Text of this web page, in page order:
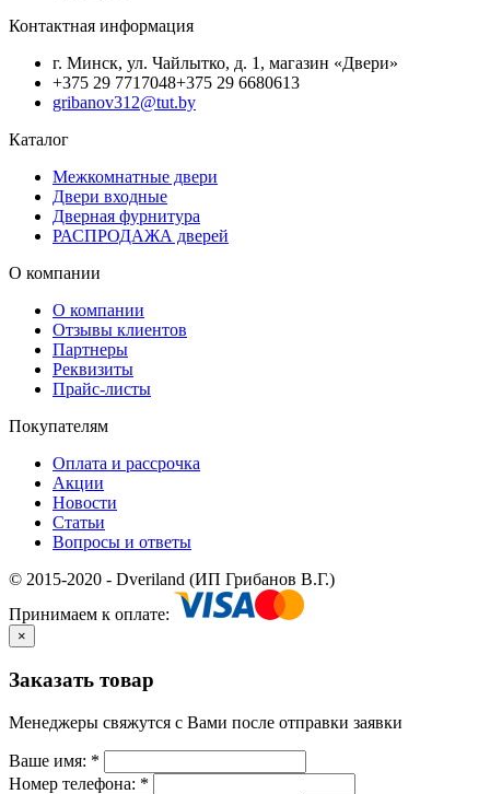
Контактная информация
г. Минск, ул. Чайлытко, д. 1, магазин «Двери»
+375 29 7717048+375 29 6680613
gribanov312@tut.by
Каталог
Межкомнатные двери
Двери входные
Дверная фурнитура
РАСПРОДАЖА дверей
О компании
О компании
Отзывы клиентов
Партнеры
Реквизиты
Прайс-листы
Покупателям
Оплата и рассрочка
Акции
Новости
Статьи
Вопросы и ответы
© 2015-2020 - Dveriland (ИП Грибанов В.Г.)
Принимаем к оплате:
×
Заказать товар
Менеджеры свяжутся с Вами после отправки заявки
Ваше имя: *
Номер телефона: *